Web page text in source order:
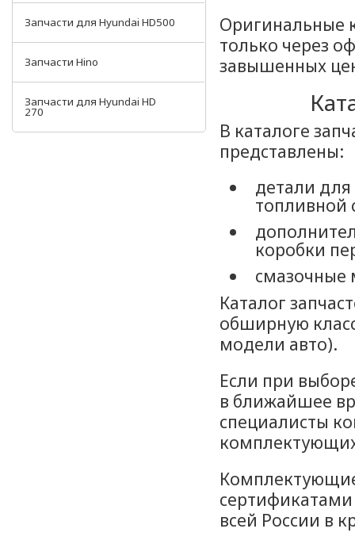
Запчасти для Hyundai HD500
Запчасти Hino
Запчасти для Hyundai HD
270
Оригинальные
только через
завышенных
В каталоге
представлены:
детали
топливной
коробки
смазочные
Каталог
обширную
модели авто).
Если при
в ближайшее
специалисты
сертификатами
всей России в